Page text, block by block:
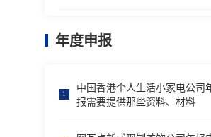
年度申报
1
中国香港个人生活小家电公司
报需要提供那些资料、材料